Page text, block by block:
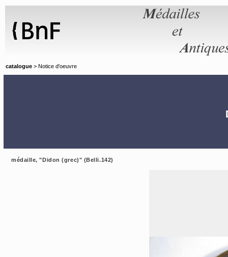
catalogue > Notice d'oeuvre
médaille, "Didon (grec)" (Belli.142)